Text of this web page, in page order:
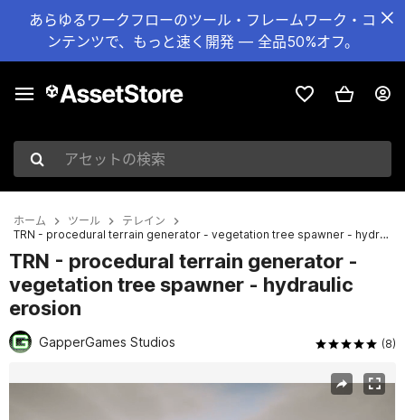
あらゆるワークフローのツール・フレームワーク・コ
ンテンツで、もっと速く開発 — 全品50%オフ。
アセットの検索
ホーム ツール
テレイン
TRN - procedural terrain generator - vegetation tree spawner - hydraulic erosion
TRN - procedural terrain generator -
vegetation tree spawner - hydraulic
erosion
GapperGames Studios (8)